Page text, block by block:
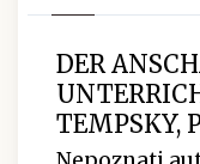
DER
TEMPSKY,